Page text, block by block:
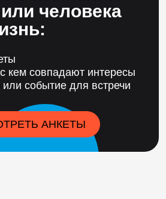
человека
кем совпадают интересы
событие для встречи
АНКЕТЫ